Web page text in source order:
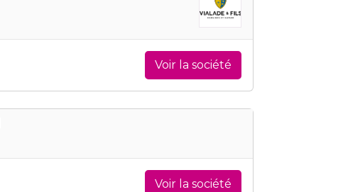
Voir la société
Voir la société